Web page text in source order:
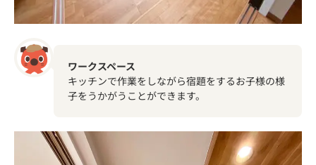
ワークスペース
キッチンで作業をしながら宿題をするお子様の様
子をうかがうことができます。